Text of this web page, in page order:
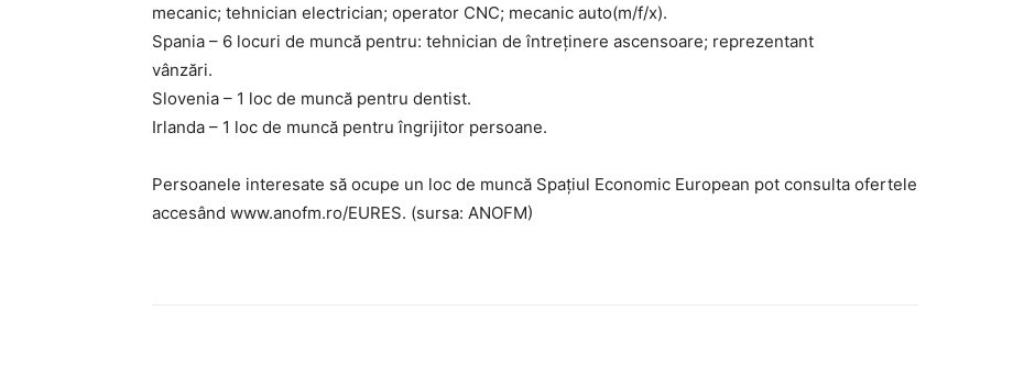
mecanic; tehnician electrician; operator CNC; mecanic auto(m/f/x).
Spania – 6 locuri de muncă pentru: tehnician de întreținere ascensoare; reprezentant
vânzări.
Slovenia – 1 loc de muncă pentru dentist.
Irlanda – 1 loc de muncă pentru îngrijitor persoane.
Persoanele interesate să ocupe un loc de muncă Spaţiul Economic European pot consulta ofertele
accesând www.anofm.ro/EURES. (sursa: ANOFM)